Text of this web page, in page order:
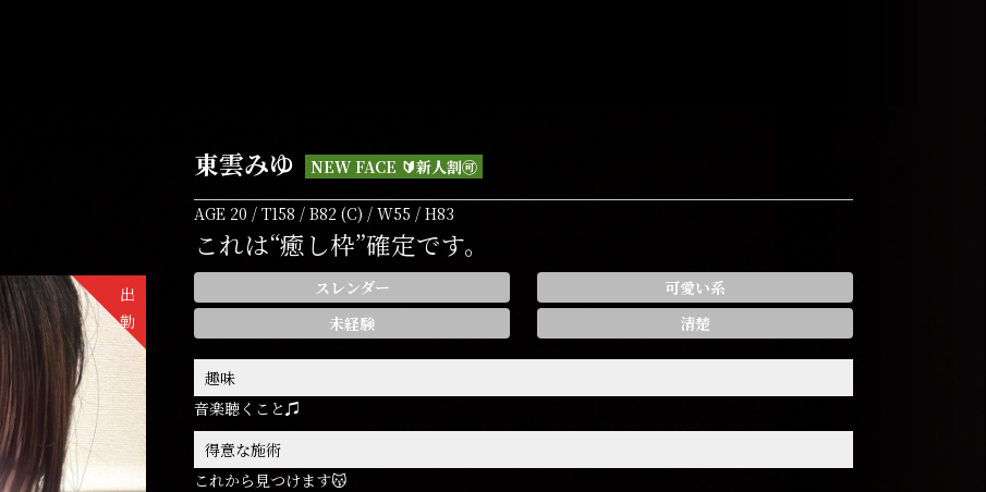
出
勤
東雲みゆ NEW FACE 🔰新人割🉑
AGE 20 / T158 / B82 (C) / W55 / H83
これは“癒し枠”確定です。
スレンダー
可愛い系
未経験
清楚
趣味
音楽聴くこと♫
得意な施術
これから見つけます😽